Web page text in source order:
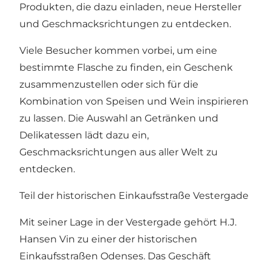
Produkten, die dazu einladen, neue Hersteller
und Geschmacksrichtungen zu entdecken.
Viele Besucher kommen vorbei, um eine
bestimmte Flasche zu finden, ein Geschenk
zusammenzustellen oder sich für die
Kombination von Speisen und Wein inspirieren
zu lassen. Die Auswahl an Getränken und
Delikatessen lädt dazu ein,
Geschmacksrichtungen aus aller Welt zu
entdecken.
Teil der historischen Einkaufsstraße Vestergade
Mit seiner Lage in der Vestergade gehört H.J.
Hansen Vin zu einer der historischen
Einkaufsstraßen Odenses. Das Geschäft